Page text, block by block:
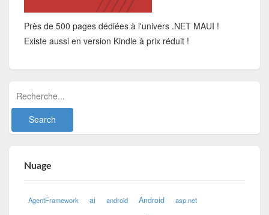
Près de 500 pages dédiées à l'univers .NET MAUI !
Existe aussi en version Kindle à prix réduit !
Nuage
AgentFramework ai android Android asp.net